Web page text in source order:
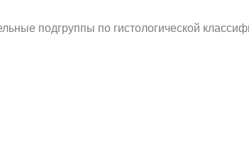
подгруппы по гистологической